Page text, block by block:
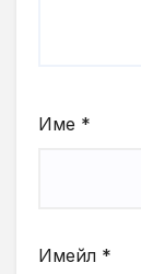
Име *
Имейл *